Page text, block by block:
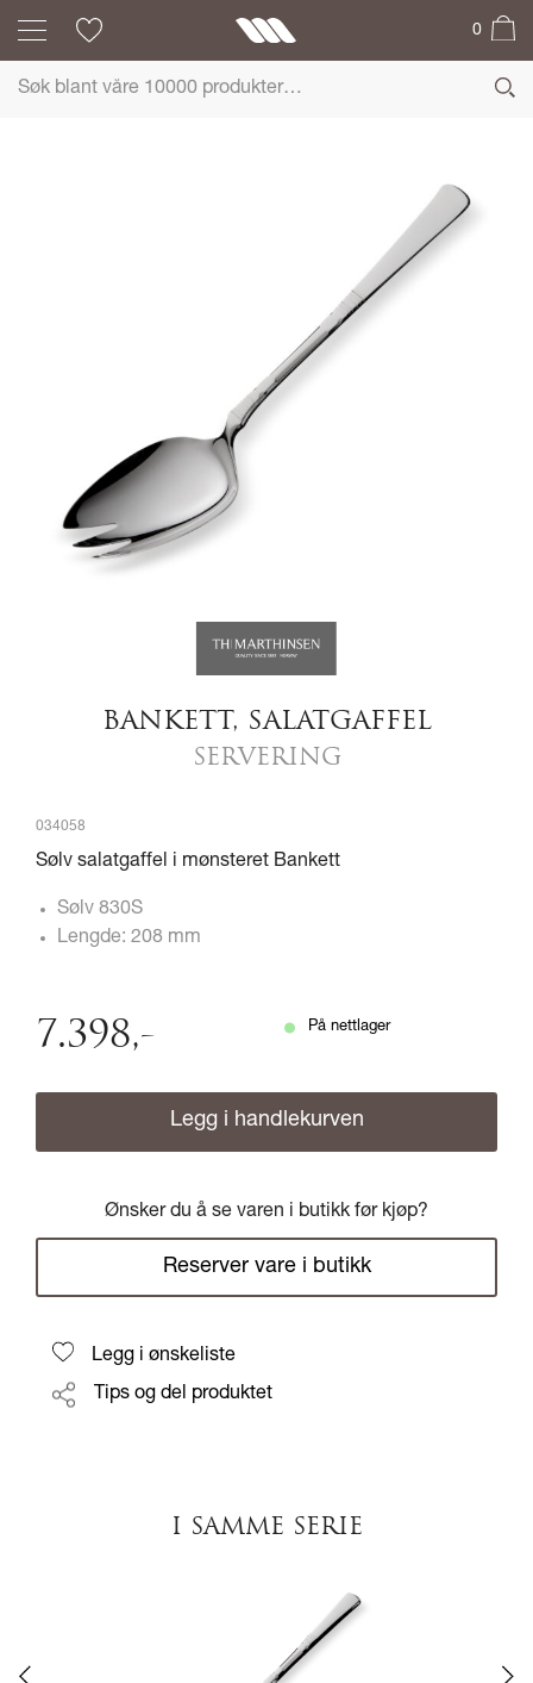
0
BANKETT, SALATGAFFEL
SERVERING
034058
Sølv salatgaffel i mønsteret Bankett
Sølv 830S
Lengde: 208 mm
7.398,- På nettlager
Legg i handlekurven
Ønsker du å se varen i butikk før kjøp?
Reserver vare i butikk
Legg i ønskeliste
Tips og del produktet
I SAMME SERIE
BANKETT